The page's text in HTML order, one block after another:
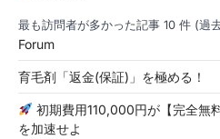
最も訪問者が多かった記事 10 件 (過
Forum
育毛剤「返金(保証)」を極める！
初期費用110,000円が【完全無
を加速せよ